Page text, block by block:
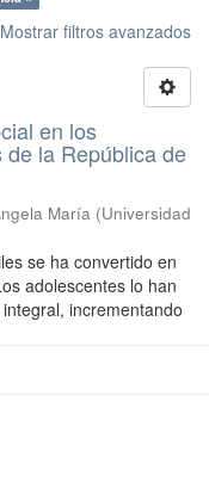
Mostrar filtros avanzados
en los
la República de
María (Universidad
se ha convertido en
adolescentes lo han
incrementando